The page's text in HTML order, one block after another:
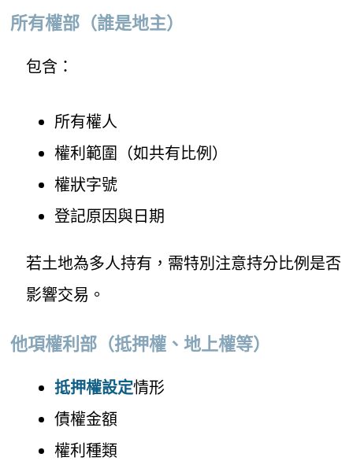
所有權部（誰是地主）
包含：
所有權人
權利範圍（如共有比例）
權狀字號
登記原因與日期
若土地為多人持有，需特別注意持分比例是否
影響交易。
他項權利部（抵押權、地上權等）
抵押權設定情形
債權金額
權利種類